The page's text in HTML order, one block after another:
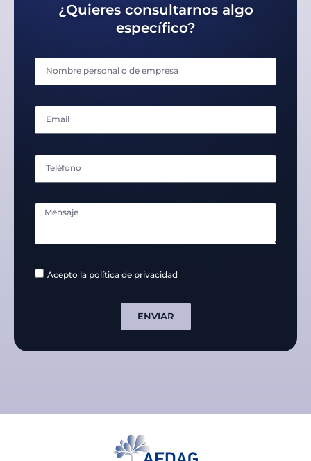
¿Quieres consultarnos algo
específico?
Acepto la política de privacidad
ENVIAR